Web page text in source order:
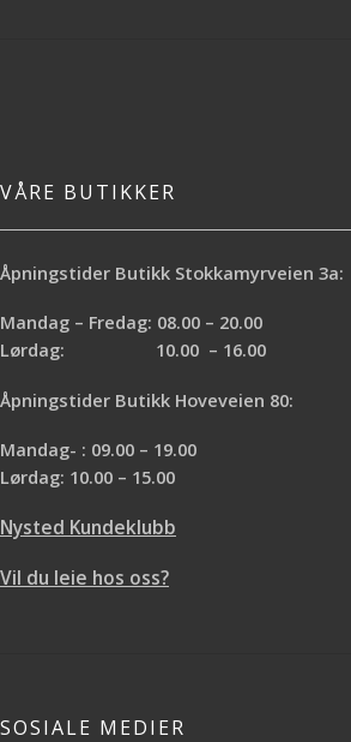
VÅRE BUTIKKER
Åpningstider Butikk Stokkamyrveien 3a:
Mandag – Fredag: 08.00 – 20.00
Lørdag: 10.00 – 16.00
Åpningstider Butikk Hoveveien 80:
Mandag- : 09.00 – 19.00
Lørdag: 10.00 – 15.00
Nysted Kundeklubb
Vil du leie hos oss?
SOSIALE MEDIER